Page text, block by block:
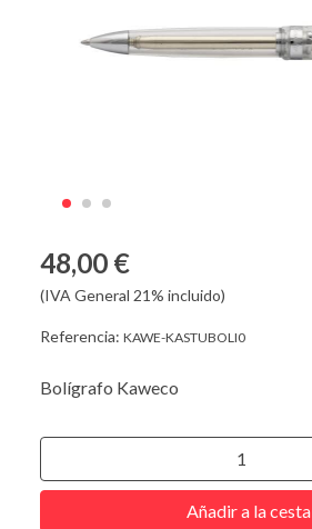
48,00 €
(IVA General 21% incluido)
Referencia: KAWE-KASTUBOLI0
Bolígrafo Kaweco
Añadir a la cesta